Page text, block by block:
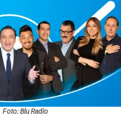
Foto: Blu Radio